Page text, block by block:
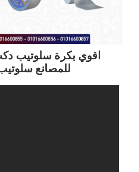
اقوي بكرة سلوتيب
للمصانع